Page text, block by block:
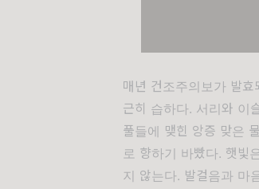
매년 건조주의보가 발
근히 습하다. 서리와 이
풀들에 맺힌 앙증 맞은
로 향하기 바빴다. 햇빛
지 않는다. 발걸음과 마